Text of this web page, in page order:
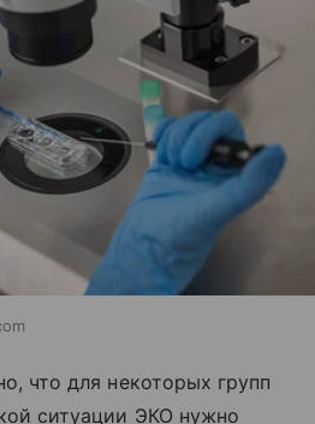
что для некоторых групп
ситуации ЭКО нужно